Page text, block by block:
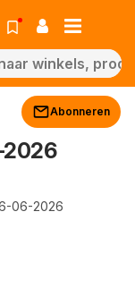
Abonneren
2026
06-2026